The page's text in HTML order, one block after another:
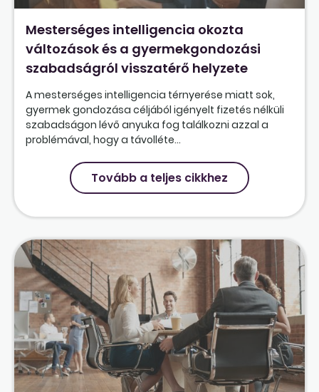
Mesterséges intelligencia okozta
változások és a gyermekgondozási
szabadságról visszatérő helyzete
A mesterséges intelligencia térnyerése miatt sok,
gyermek gondozása céljából igényelt fizetés nélküli
szabadságon lévő anyuka fog találkozni azzal a
problémával, hogy a távolléte...
Tovább a teljes cikkhez